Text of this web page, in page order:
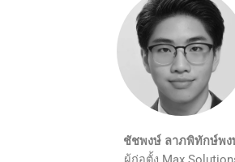
ชัชพงษ์ ลาภพิทักษ์พง